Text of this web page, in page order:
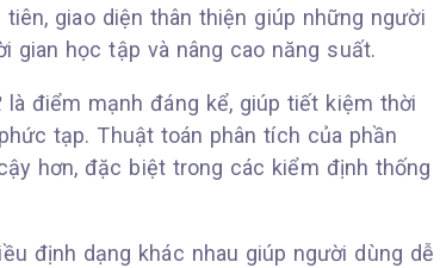
giao diện thân thiện giúp những người
gian học tập và nâng cao năng suất.
là điểm mạnh đáng kể, giúp tiết kiệm thời
tạp. Thuật toán phân tích của phần
hơn, đặc biệt trong các kiểm định thống
định dạng khác nhau giúp người dùng dễ